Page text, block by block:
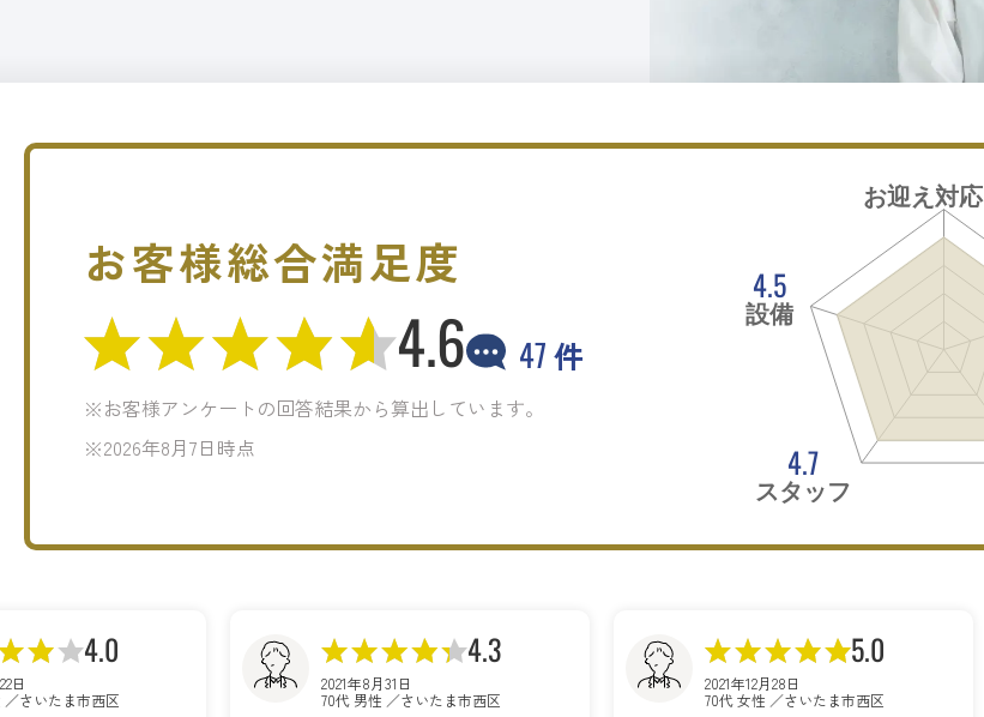
お客様総合満足度
4.6 47件
※お客様アンケートの回答結果から算出しています。
※2026年8月7日時点
お迎え対応
4.7
スタッフ
4.5
設備
4.0
日
さいたま市西区
4.3
2021年8月31日
70代 男性 ／さいたま市西区
5.0
2021年12月28日
70代 女性 ／さいたま市西区